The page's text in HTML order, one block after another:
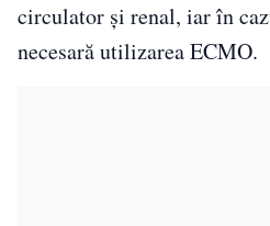
circulator și renal, iar în
necesară utilizarea ECMO.